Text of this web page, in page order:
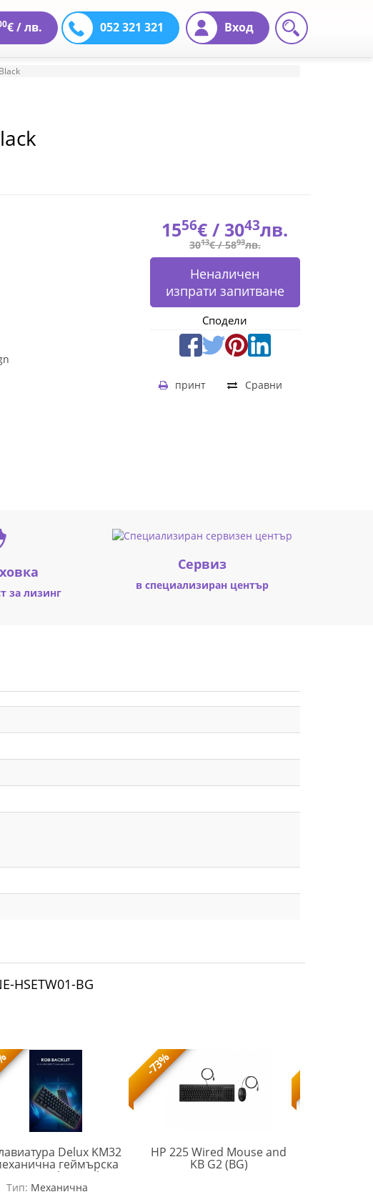
Вход
052 321 321
€ /лв.
1556€ / 3043лв.
3013€ /5893лв.
Неналичен
изпрати запитване
Сподели
Сравни
принт
за лизинг
Cервиз
в специализиран център
HSETW01-BG
Delux KM32
геймърска
Type-C/Bluetooth v5.0
Rainbow RGB LED
Тип: Механична
-73%
HP 225 Wired Mouse and
KB G2 (BG)AX2Y7AA#AKS